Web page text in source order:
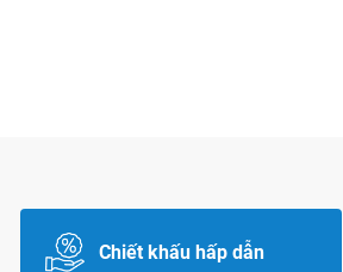
Chiết khấu hấp dẫn